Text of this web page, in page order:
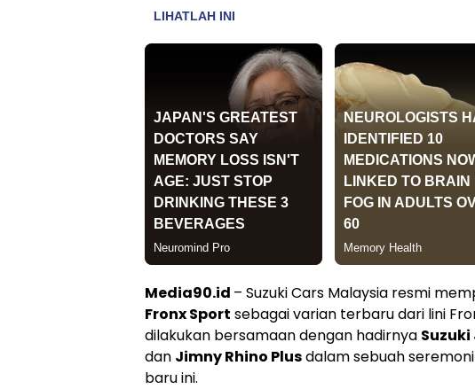
Media90.id – Suzuki Cars Malaysia resmi
Fronx Sport sebagai varian terbaru dari lini
dilakukan bersamaan dengan hadirnya
dan Jimny Rhino Plusdalam sebuah
baru ini.